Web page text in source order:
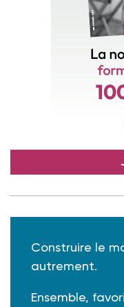
Construire le
autrement.
Ensemble,